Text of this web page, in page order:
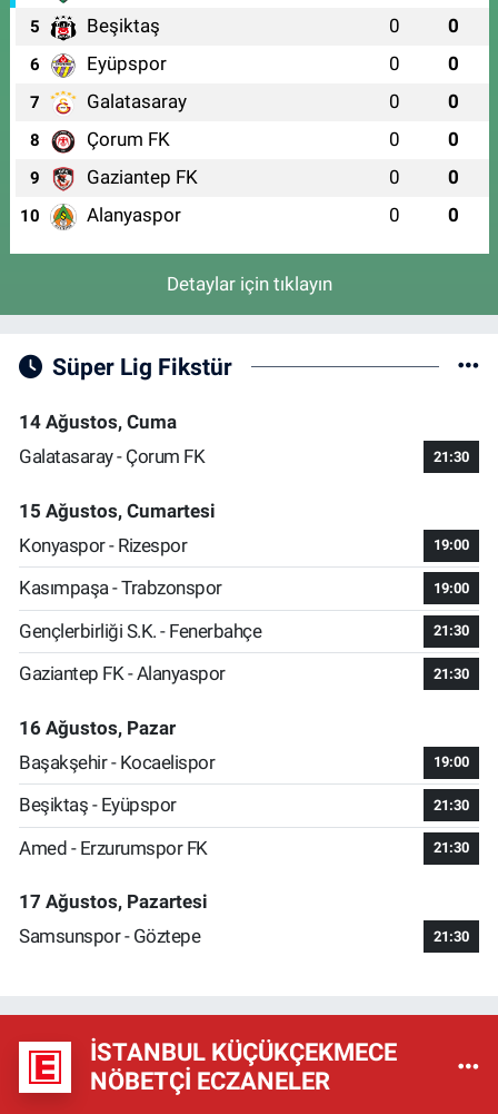
5 Beşiktaş 0 0
6 Eyüpspor 0 0
7 Galatasaray 0 0
8 Çorum FK 0 0
9 Gaziantep FK 0 0
10 Alanyaspor 0 0
Detaylar için tıklayın
Süper Lig Fikstür
14 Ağustos, Cuma
Galatasaray - Çorum FK
21:30
15 Ağustos, Cumartesi
Konyaspor - Rizespor
19:00
Kasımpaşa - Trabzonspor 19:00
Gençlerbirliği S.K. - Fenerbahçe 21:30
Gaziantep FK - Alanyaspor 21:30
16 Ağustos, Pazar
Başakşehir - Kocaelispor
19:00
Beşiktaş - Eyüpspor 21:30
Amed - Erzurumspor FK 21:30
17 Ağustos, Pazartesi
Samsunspor - Göztepe
21:30
İSTANBUL KÜÇÜKÇEKMECE
NÖBETÇI ECZANELER